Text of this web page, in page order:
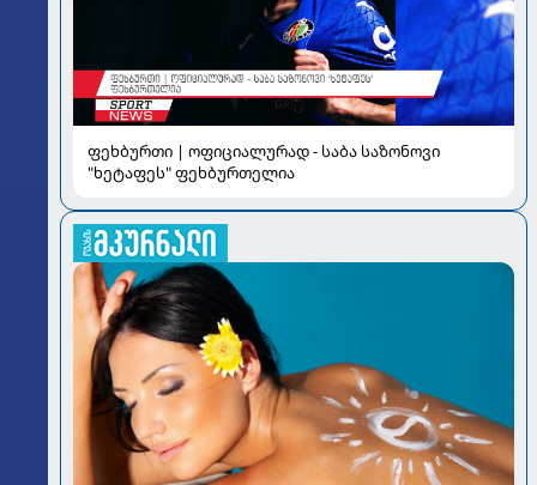
ფეხბურთი | ოფიციალურად - საბა საზონოვი
"ხეტაფეს" ფეხბურთელია